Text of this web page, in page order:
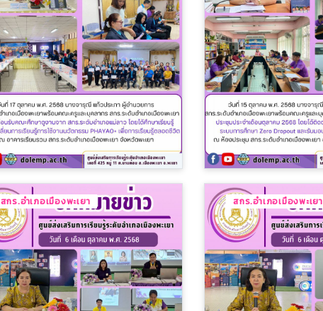
สกร.อำเภอเมืองพะเยา สกร.อำเภอเมืองพะเยา